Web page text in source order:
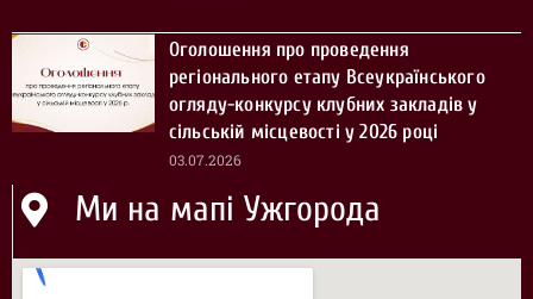
Оголошення про проведення
регіонального етапу Всеукраїнського
огляду-конкурсу клубних закладів у
сільській місцевості у 2026 році
03.07.2026
Ми на мапі Ужгорода